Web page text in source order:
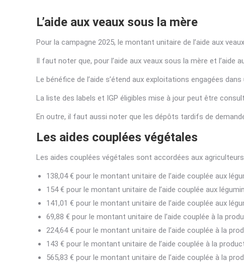
L’aide aux veaux sous la mère
Pour la campagne 2025, le montant unitaire de l’aide aux
Il faut noter que, pour l’aide aux veaux sous la mère et l’aide
Le bénéfice de l’aide s’étend aux exploitations engagées
La liste des labels et IGP éligibles mise à jour peut être
En outre, il faut aussi noter que les dépôts tardifs de
Les aides couplées végétales
Les aides couplées végétales sont accordées aux
138,04 € pour le montant unitaire de l’aide couplée aux
154 € pour le montant unitaire de l’aide couplée aux
141,01 € pour le montant unitaire de l’aide couplée aux
69,88 € pour le montant unitaire de l’aide couplée à la
224,64 € pour le montant unitaire de l’aide couplée à la
143 € pour le montant unitaire de l’aide couplée à la
565,83 € pour le montant unitaire de l’aide couplée à la